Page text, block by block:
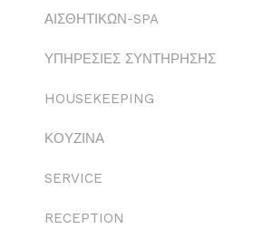
ΑΙΣΘΗΤΙΚΩΝ-SPA
ΥΠΗΡΕΣΙΕΣ ΣΥΝΤΗΡΗΣΗΣ
HOUSEKEEPING
ΚΟΥΖΙΝΑ
SERVICE
RECEPTION